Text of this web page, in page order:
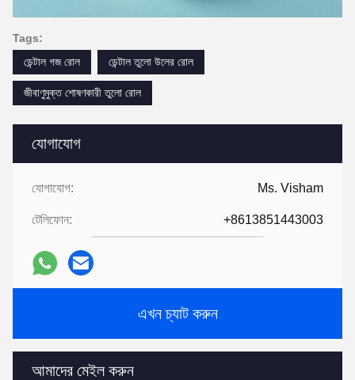
যোগাযোগ
যোগাযোগ: Ms. Visham
টেলিফোন: +8613851443003
এখন চ্যাট করুন
আমাদের মেইল করুন
Tags:
ডেন্টাল গজ রোল
ডেন্টাল তুলো উলের রোল
জীবাণুমুক্ত শোষণকারী তুলো রোল